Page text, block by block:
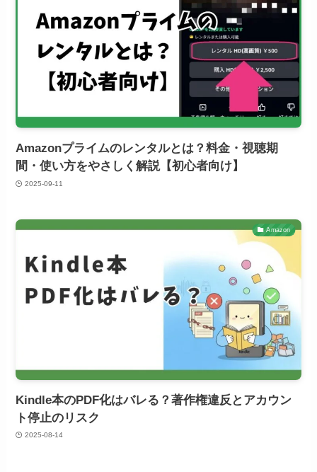
Amazonプライムのレンタルとは？料金・視聴期
間・使い方をやさしく解説【初心者向け】
2025-09-11
Amazon
Kindle本のPDF化はバレる？著作権違反とアカウン
ト停止のリスク
2025-08-14